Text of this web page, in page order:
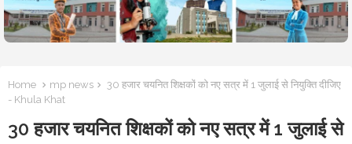
Home mp news
30 हजार चयनित शिक्षकों को नए सत्र में 1 जुलाई से नियुक्ति दीजिए
- Khula Khat
30 हजार चयनित शिक्षकों को नए सत्र में 1 जुलाई से